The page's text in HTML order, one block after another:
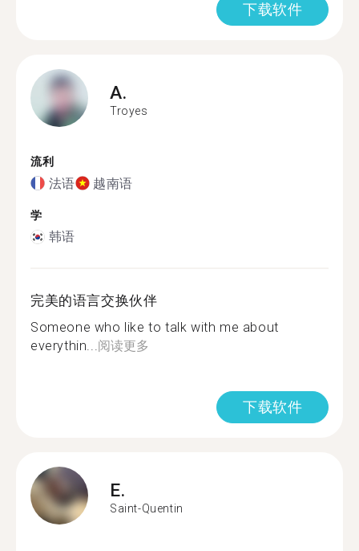
下载软件
A.
Troyes
流利
法语 越南语
学
韩语
完美的语言交换伙伴
Someone who like to talk with me about
everythin...阅读更多
下载软件
E.
Saint-Quentin